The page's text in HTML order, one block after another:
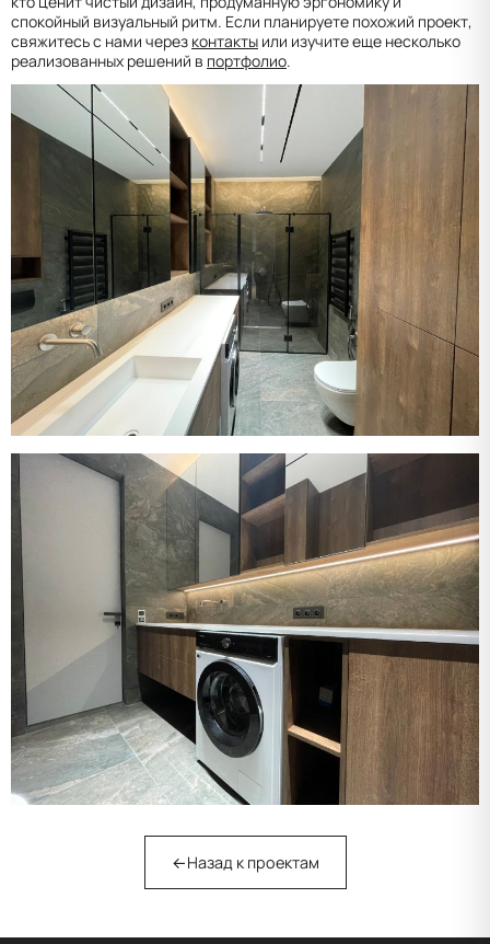
спокойный визуальный ритм. Если планируете похожий проект,
свяжитесь с нами через контакты или изучите еще несколько
реализованных решений в портфолио.
←Назад к проектам